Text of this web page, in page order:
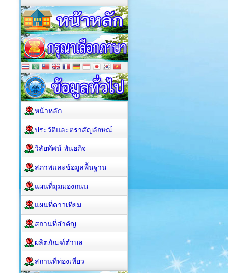
หน้าหลัก
ประวัติและตราสัญลักษณ์
วิสัยทัศน์ พันธกิจ
สภาพและข้อมูลพื้นฐาน
แผนที่มุมมองถนน
แผนที่ดาวเทียม
สถานที่สำคัญ
ผลิตภัณฑ์ตำบล
สถานที่ท่องเที่ยว